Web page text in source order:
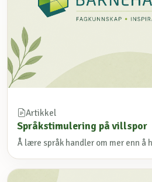
Artikkel
Språkstimulering på villspor
Å lære språk handler om mer enn å